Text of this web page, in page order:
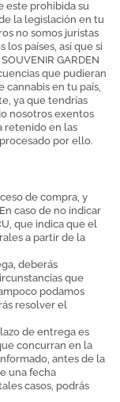
este prohibida su
la legislación en tu
no somos juristas
países, así que si
GARDEN
que pudieran
cannabis en tu país,
ya que tendrías
nosotros exentos
retenido en las
por ello.
de compra, y
caso de no indicar
que indica que el
a partir de la
deberás
que
podamos
resolver el
de entrega es
concurran en la
antes de la
una fecha
casos, podrás